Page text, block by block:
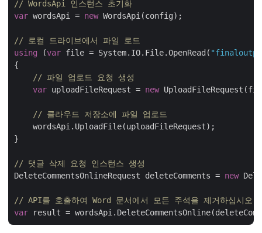
// WordsApi 인스턴스 초기화
var wordsApi = new WordsApi(config);
// 로컬 드라이브에서 파일 로드
using (var file = System.IO.File.OpenRead(
{
// 파일 업로드 요청 생성
var uploadFileRequest = new
// 클라우드 저장소에 파일 업로드
    wordsApi.UploadFile(uploadFileRequest);
}
// 댓글 삭제 요청 인스턴스 생성
DeleteCommentsOnlineRequest deleteComments = new
// API를 호출하여 Word 문서에서 모든 주석을 제거하십시오.
var